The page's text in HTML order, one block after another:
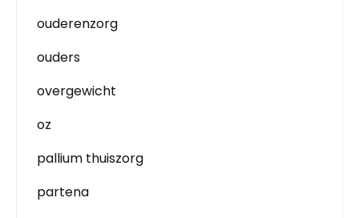
ouderenzorg
ouders
overgewicht
oz
pallium thuiszorg
partena